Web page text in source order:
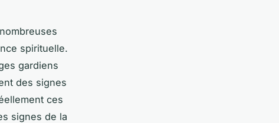
spirituelle.
gardiens
des signes
ces
signes de la